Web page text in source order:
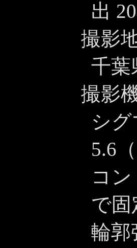
出
撮影
千葉
撮影
シグ
5.6
コ
で固
輪郭